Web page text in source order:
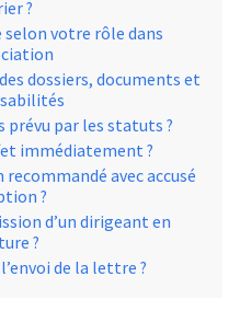
?
votre rôle dans
dossiers, documents et
prévu par les statuts ?
immédiatement ?
avec accusé
?
d’un dirigeant en
?
de la lettre ?